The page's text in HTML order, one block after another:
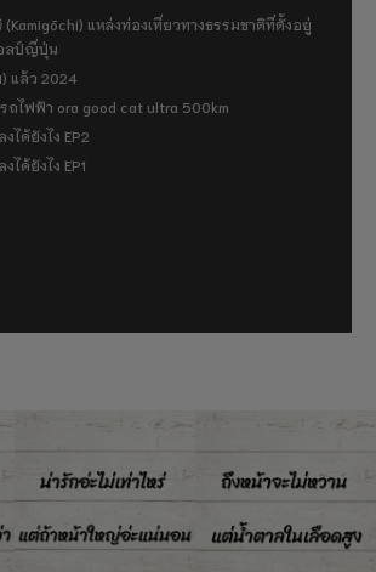
(Kamigōchi) แหล่งท่องเที่ยวทางธรรมชาติที่ตั้งอยู่
อลป์ญี่ปุ่น
แล้ว 2024
ถไฟฟ้า ora good cat ultra 500km
ได้ยังไง EP2
ได้ยังไง EP1